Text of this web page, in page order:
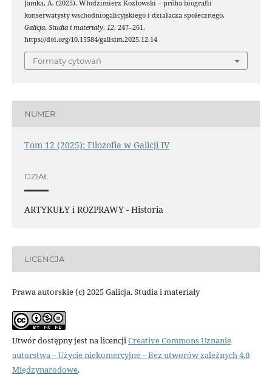
Jamka, A. (2025). Włodzimierz Kozłowski – próba biografii
konserwatysty wschodniogalicyjskiego i działacza społecznego.
Galicja. Studia i materiały, 12, 247–261.
https://doi.org/10.15584/galisim.2025.12.14
Formaty cytowań
NUMER
Tom 12 (2025): Filozofia w Galicji IV
DZIAŁ
ARTYKUŁY i ROZPRAWY - Historia
LICENCJA
Prawa autorskie (c) 2025 Galicja. Studia i materiały
Utwór dostępny jest na licencji Creative Commons Uznanie
autorstwa – Użycie niekomercyjne – Bez utworów zależnych 4.0
Międzynarodowe.